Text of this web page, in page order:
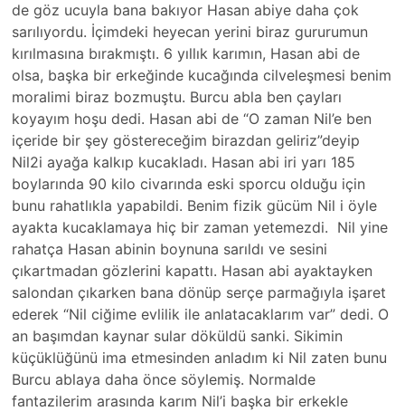
de göz ucuyla bana bakıyor Hasan abiye daha çok
sarılıyordu. İçimdeki heyecan yerini biraz gururumun
kırılmasına bırakmıştı. 6 yıllık karımın, Hasan abi de
olsa, başka bir erkeğinde kucağında cilveleşmesi benim
moralimi biraz bozmuştu. Burcu abla ben çayları
koyayım hoşu dedi. Hasan abi de “O zaman Nil’e ben
içeride bir şey göstereceğim birazdan geliriz”deyip
Nil2i ayağa kalkıp kucakladı. Hasan abi iri yarı 185
boylarında 90 kilo civarında eski sporcu olduğu için
bunu rahatlıkla yapabildi. Benim fizik gücüm Nil i öyle
ayakta kucaklamaya hiç bir zaman yetemezdi. Nil yine
rahatça Hasan abinin boynuna sarıldı ve sesini
çıkartmadan gözlerini kapattı. Hasan abi ayaktayken
salondan çıkarken bana dönüp serçe parmağıyla işaret
ederek “Nil ciğime evlilik ile anlatacaklarım var” dedi. O
an başımdan kaynar sular döküldü sanki. Sikimin
küçüklüğünü ima etmesinden anladım ki Nil zaten bunu
Burcu ablaya daha önce söylemiş. Normalde
fantazilerim arasında karım Nil’i başka bir erkekle